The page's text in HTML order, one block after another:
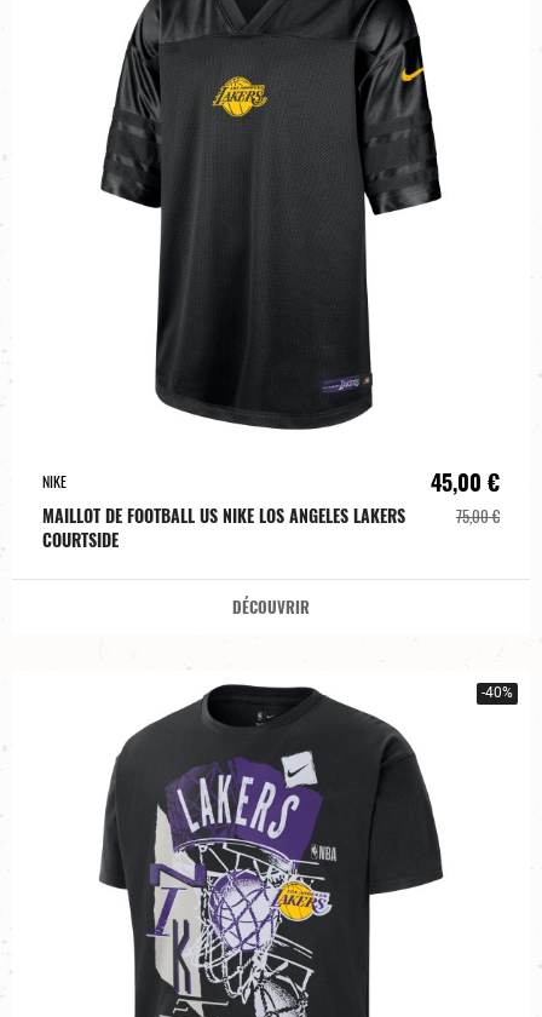
NIKE
MAILLOT DE FOOTBALL US NIKE LOS ANGELES LAKERS
COURTSIDE
45,00 €
75,00 €
DÉCOUVRIR
-40%